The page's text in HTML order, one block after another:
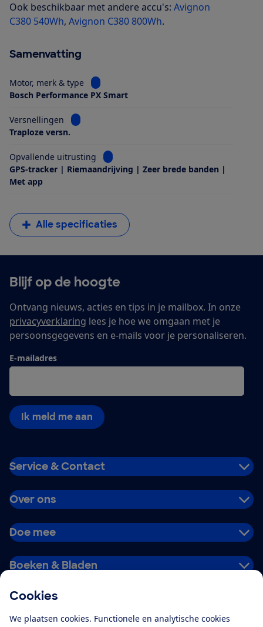
Cookies
We plaatsen cookies. Functionele en analytische cookies
Ook beschikbaar met andere accu's: Avignon
C380 540Wh, Avignon C380 800Wh.
Samenvatting
Motor, merk & type
Bekijk informatie voor Motor, merk & type
Bosch Performance PX Smart
Versnellingen
Bekijk informatie voor Versnellingen
Traploze versn.
Opvallende uitrusting
Bekijk informatie voor Opvallende
GPS-tracker | Riemaandrijving | Zeer brede banden |
Met app
Alle specificaties
Blijf op de hoogte
Ontvang nieuws, acties en tips in je mailbox. In onze
privacyverklaring lees je hoe we omgaan met je
persoonsgegevens en e-mails voor je personaliseren.
E-mailadres
Ik meld me aan
Service & Contact
Over ons
Doe mee
Boeken & Bladen